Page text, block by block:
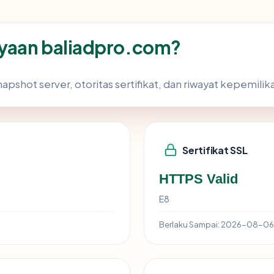
baliadpro.com?
server, otoritas sertifikat, dan riwayat
Sertifikat SSL
HTTPS Valid
E8
Berlaku Sampai: 2026-08-06